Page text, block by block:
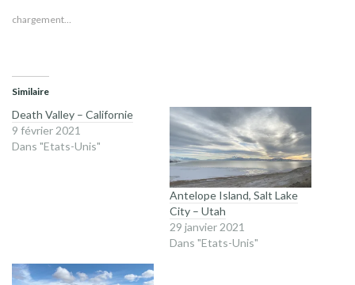
chargement…
Similaire
Death Valley – Californie
9 février 2021
Dans "Etats-Unis"
Antelope Island, Salt Lake
City – Utah
29 janvier 2021
Dans "Etats-Unis"